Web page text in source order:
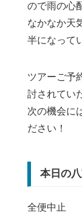
ので雨の心
なかなか天
半になって
ツアーご予
討されてい
次の機会に
ださい！
本日の
全便中止